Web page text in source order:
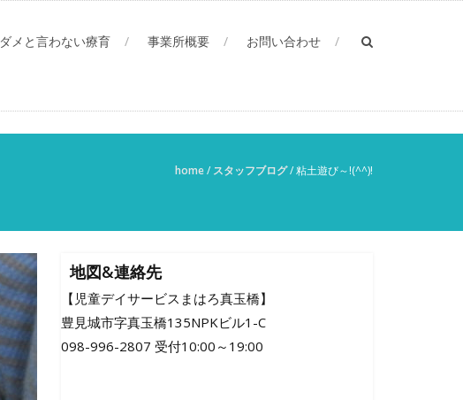
ダメと言わない療育 事業所概要 お問い合わせ
home/ スタッフブログ/粘土遊び～!(^^)!
地図&連絡先
【児童デイサービスまはろ真玉橋】
豊見城市字真玉橋135NPKビル1-C
098-996-2807 受付10:00～19:00